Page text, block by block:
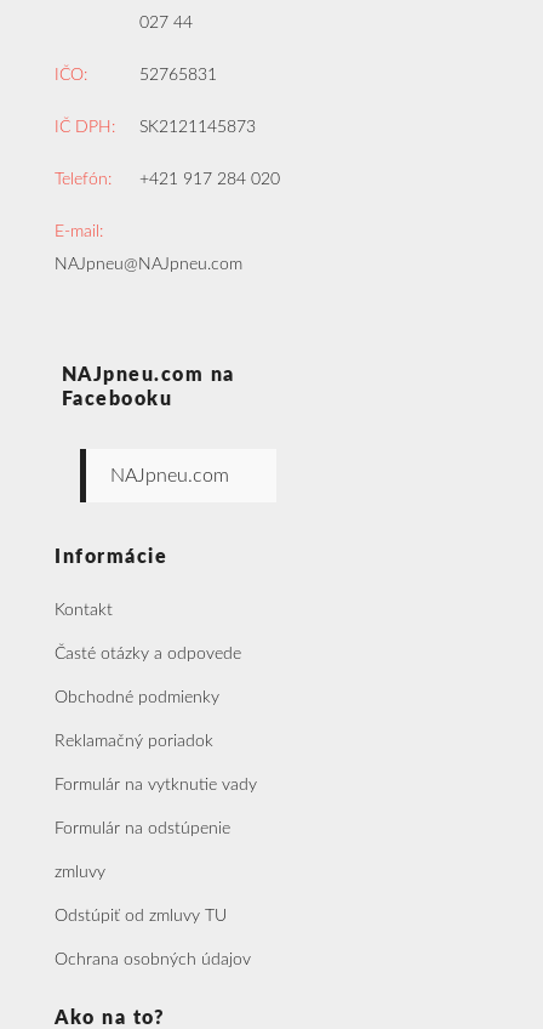
027 44
IČO: 52765831
IČ DPH: SK2121145873
Telefón: +421 917 284 020
E-mail:
NAJpneu@NAJpneu.com
NAJpneu.com na
Facebooku
NAJpneu.com
Informácie
Kontakt
Časté otázky a odpovede
Obchodné podmienky
Reklamačný poriadok
Formulár na vytknutie vady
Formulár na odstúpenie
zmluvy
Odstúpiť od zmluvy TU
Ochrana osobných údajov
Ako na to?